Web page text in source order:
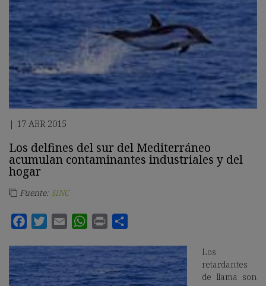
| 17 ABR 2015
Los delfines del sur del Mediterráneo
acumulan contaminantes industriales y del
hogar
Fuente: SINC
Los
retardantes
de llama son